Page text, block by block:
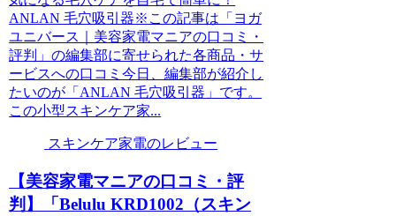
ANLAN 毛穴吸引器※この記事は「ヨガ
ユニバース｜美容家電マニアの口コミ・
評判」の編集部に寄せられた各商品・サ
ービスへの口コミ今日、編集部が紹介し
たいのが「ANLAN 毛穴吸引器」です。
この小型スキンケア家...
スキンケア家電のレビュー
【美容家電マニアの口コミ・評
判】「Belulu KRD1002（スキン